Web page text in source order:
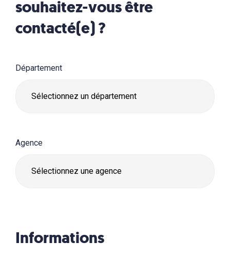
souhaitez-vous être
contacté(e) ?
Département
Agence
Informations